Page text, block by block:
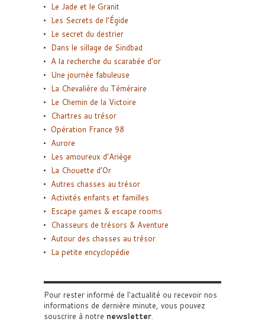
Le Jade et le Granit
Les Secrets de l’Égide
Le secret du destrier
Dans le sillage de Sindbad
A la recherche du scarabée d’or
Une journée fabuleuse
La Chevalière du Téméraire
Le Chemin de la Victoire
Chartres au trésor
Opération France 98
Aurore
Les amoureux d’Ariège
La Chouette d’Or
Autres chasses au trésor
Activités enfants et familles
Escape games & escape rooms
Chasseurs de trésors & Aventure
Autour des chasses au trésor
La petite encyclopédie
Pour rester informé de l'actualité ou recevoir nos
informations de dernière minute, vous pouvez
souscrire à notre newsletter.